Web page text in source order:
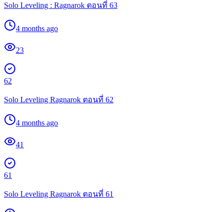
Solo Leveling : Ragnarok ตอนที่ 63
4 months ago
23
62
Solo Leveling Ragnarok ตอนที่ 62
4 months ago
41
61
Solo Leveling Ragnarok ตอนที่ 61